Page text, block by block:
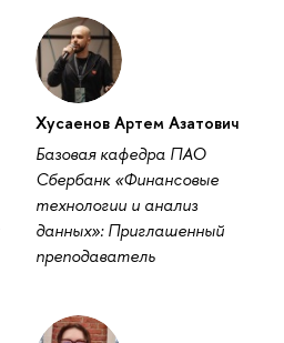
Хусаенов Артем Азатович
Базовая кафедра ПАО
Сбербанк «Финансовые
технологии и анализ
данных»: Приглашенный
преподаватель